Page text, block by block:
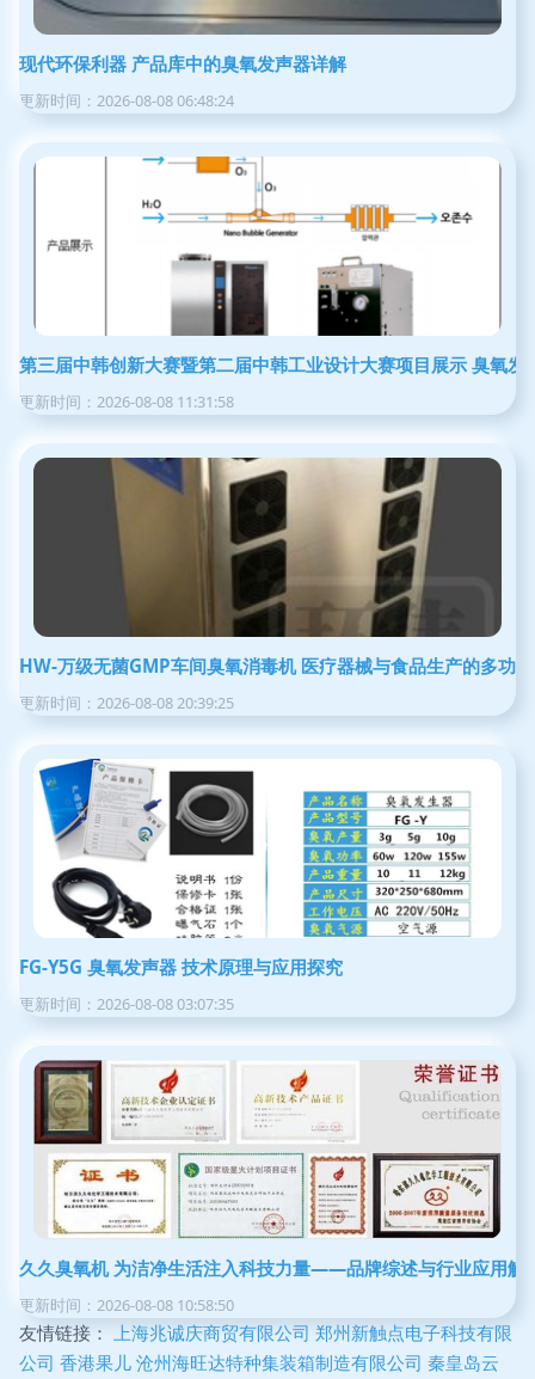
现代环保利器 产品库中的臭氧发声器详解
更新时间：2026-08-08 06:48:24
第三届中韩创新大赛暨第二届中韩工业设计大赛项目展示 臭氧发
更新时间：2026-08-08 11:31:58
HW-万级无菌GMP车间臭氧消毒机 医疗器械与食品生产的多功
更新时间：2026-08-08 20:39:25
FG-Y5G 臭氧发声器 技术原理与应用探究
更新时间：2026-08-08 03:07:35
久久臭氧机 为洁净生活注入科技力量——品牌综述与行业应用解
更新时间：2026-08-08 10:58:50
友情链接： 上海兆诚庆商贸有限公司 郑州新触点电子科技有限
公司 香港果儿 沧州海旺达特种集装箱制造有限公司 秦皇岛云